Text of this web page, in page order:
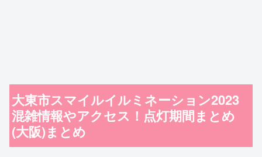
大東市スマイルイルミネーション2023
混雑情報やアクセス！点灯期間まとめ
(大阪)まとめ